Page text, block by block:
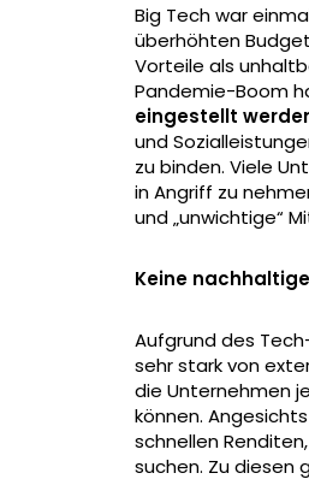
Big Tech war
überhöhten
Vorteile als
Pandemie-Boom
eingestellt
und
zu binden. Viele
in Angriff zu
und „unwichtige“
Keine
Aufgrund des
sehr stark von
die Unternehmen
können.
schnellen
suchen. Zu diesen